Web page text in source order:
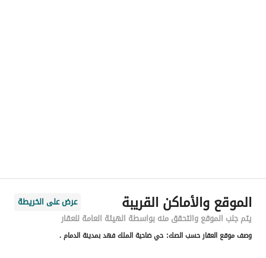
رقم المبنى
3050
الرقم الاضافي
6360
الموقع والأماكن القريبة
عرض على الخريطة
يتم جلب الموقع والتحقق منه بواسطة الهيئة العامة للعقار
وصف موقع العقار حسب الصك: حي ضاحية الملك فهد بمدينة الدمام .